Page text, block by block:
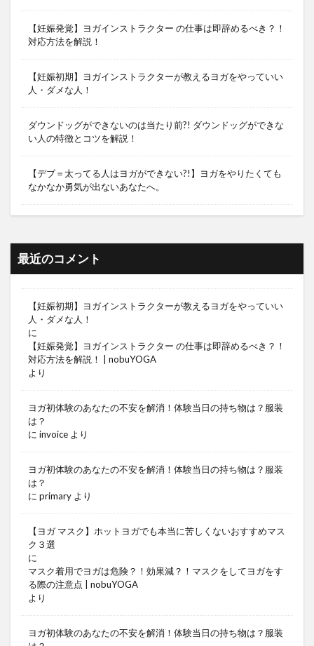
【妊娠発覚】ヨガインストラクター の仕事は即辞めるべき？！
対応方法を解説！
【妊娠初期】ヨガインストラクターが教えるヨガをやっていい
人・ダメな人！
ダウンドッグができないのは当たり前?! ダウンドッグができな
い人の特徴とコツを解説！
【デブ＝太ってる人はヨガができない?!】ヨガをやりたくても
なかなか勇気が出ないあなたへ。
最近のコメント
【妊娠初期】ヨガインストラクターが教えるヨガをやっていい
人・ダメな人！
に
【妊娠発覚】ヨガインストラクター の仕事は即辞めるべき？！
対応方法を解説！ | nobuYOGA
より
ヨガ初体験のあなたの不安を解消！体験当日の持ち物は？服装
は？
に invoice より
ヨガ初体験のあなたの不安を解消！体験当日の持ち物は？服装
は？
に primary より
【ヨガ マスク】ホットヨガでも本当に苦しくないおすすめマス
ク３選
に
マスク着用でヨガは危険？！効果減？！マスクをしてヨガをす
る際の注意点 | nobuYOGA
より
ヨガ初体験のあなたの不安を解消！体験当日の持ち物は？服装